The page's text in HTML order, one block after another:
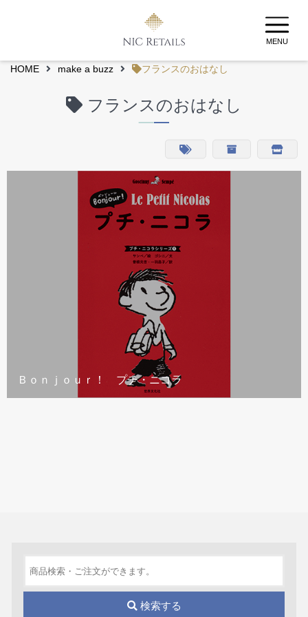
MENU
HOME make a buzz フランスのおはなし
フランスのおはなし
Ｂｏｎｊｏｕｒ！ プチ・ニコラ
検索する